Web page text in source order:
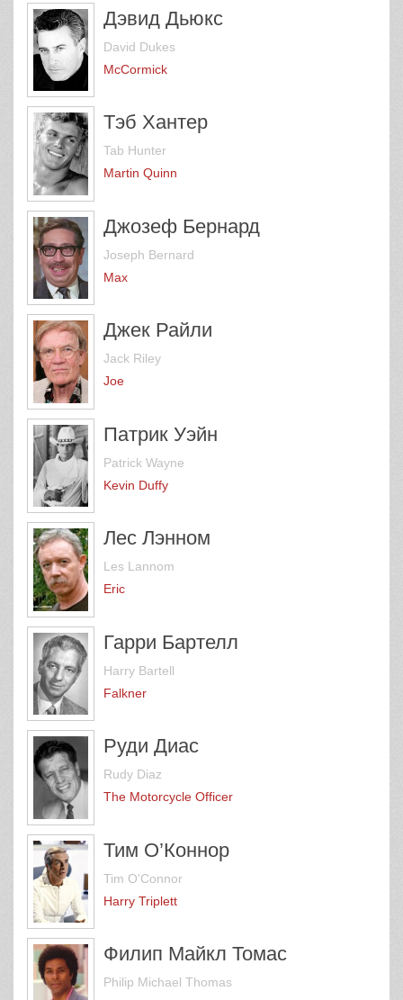
Дэвид Дьюкс
David Dukes
McCormick
Тэб Хантер
Tab Hunter
Martin Quinn
Джозеф Бернард
Joseph Bernard
Max
Джек Райли
Jack Riley
Joe
Патрик Уэйн
Patrick Wayne
Kevin Duffy
Лес Лэнном
Les Lannom
Eric
Гарри Бартелл
Harry Bartell
Falkner
Руди Диас
Rudy Diaz
The Motorcycle Officer
Тим О’Коннор
Tim O'Connor
Harry Triplett
Филип Майкл Томас
Philip Michael Thomas